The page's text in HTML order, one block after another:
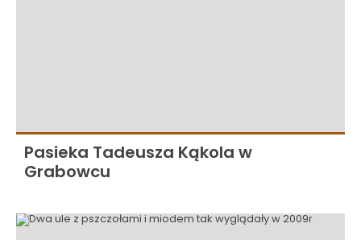
Pasieka Tadeusza Kąkola w
Grabowcu